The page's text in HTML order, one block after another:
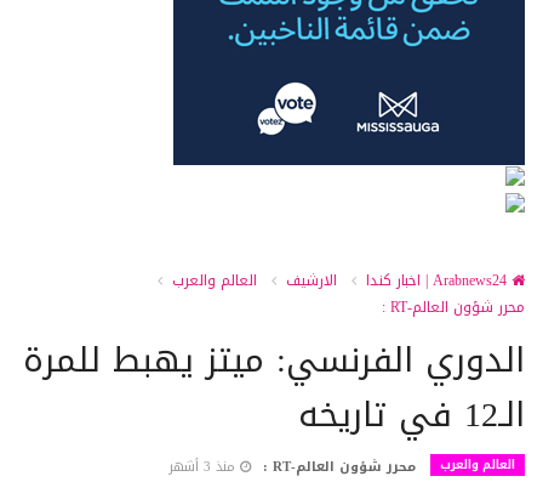
الارشيف
العالم والعرب
محرر شؤون العالم-RT :
الدوري الفرنسي: ميتز يهبط للمرة
الـ12 في تاريخه
العالم والعرب محرر شؤون العالم-RT : منذ 3 أشهر